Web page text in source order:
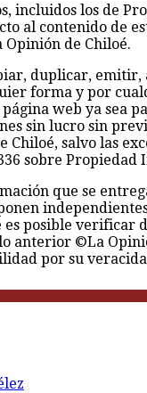
incluidos los de
al contenido de
de Chiloé.
duplicar, emitir,
forma y por
web ya sea
sin lucro sin
Chiloé, salvo las
sobre Propiedad
que se
es posible verificar
anterior ©La
por su